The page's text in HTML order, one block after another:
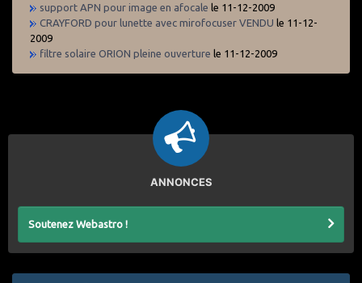
support APN pour image en afocale le 11-12-2009
CRAYFORD pour lunette avec mirofocuser VENDU le 11-12-
2009
filtre solaire ORION pleine ouverture le 11-12-2009
ANNONCES
Soutenez Webastro !